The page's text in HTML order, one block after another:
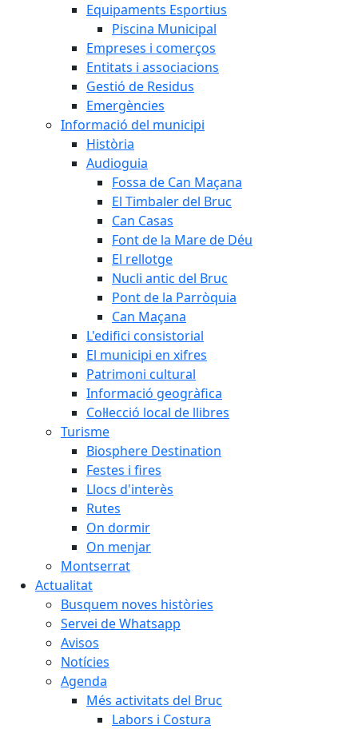
Equipaments Esportius
Piscina Municipal
Empreses i comerços
Entitats i associacions
Gestió de Residus
Emergències
Informació del municipi
Història
Audioguia
Fossa de Can Maçana
El Timbaler del Bruc
Can Casas
Font de la Mare de Déu
El rellotge
Nucli antic del Bruc
Pont de la Parròquia
Can Maçana
L'edifici consistorial
El municipi en xifres
Patrimoni cultural
Informació geogràfica
Col·lecció local de llibres
Turisme
Biosphere Destination
Festes i fires
Llocs d'interès
Rutes
On dormir
On menjar
Montserrat
Actualitat
Busquem noves històries
Servei de Whatsapp
Avisos
Notícies
Agenda
Més activitats del Bruc
Labors i Costura